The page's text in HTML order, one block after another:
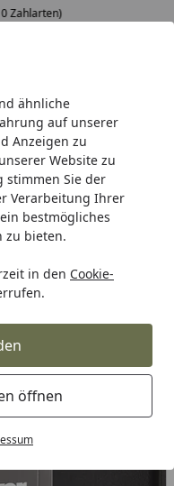
ähnliche
auf unserer
Anzeigen zu
Website zu
stimmen Sie der
Verarbeitung Ihrer
bestmögliches
zu bieten.
in den Cookie-
öffnen
Zahlarten)
& Safes
Favor S9